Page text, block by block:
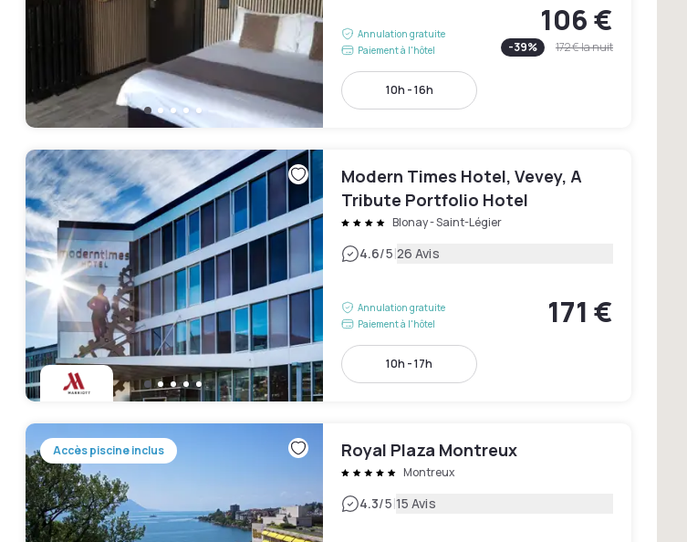
Annulation gratuite
Paiement à l'hôtel
106 €
-39% 172 €la nuit
10h - 16h
Modern Times Hotel, Vevey, A
Tribute Portfolio Hotel
Blonay - Saint-Légier
4.6/5|26 Avis
Annulation gratuite
Paiement à l'hôtel
171 €
10h - 17h
Accès piscine inclus Royal Plaza Montreux
Montreux
4.3/5|15 Avis